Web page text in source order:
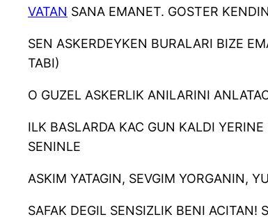
VATAN SANA EMANET. GOSTER
SEN ASKERDEYKEN BURALARI BIZE
TABI)
O GUZEL ASKERLIK ANILARINI
ILK BASLARDA KAC GUN KALDI
SENINLE
ASKIM YATAGIN, SEVGIM YORGANIN,
SAFAK DEGIL SENSIZLIK BENI